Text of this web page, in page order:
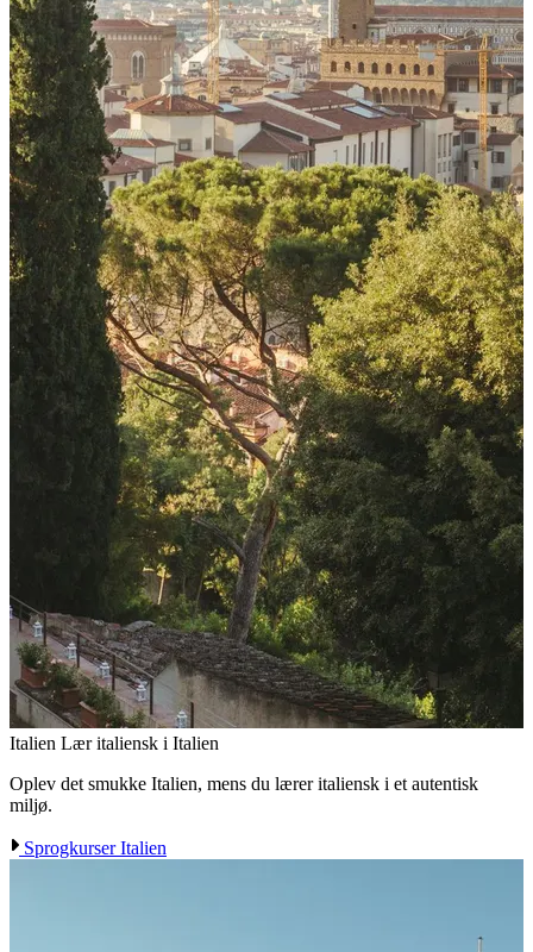
Italien Lær italiensk i Italien
Oplev det smukke Italien, mens du lærer italiensk i et autentisk
miljø.
Sprogkurser Italien